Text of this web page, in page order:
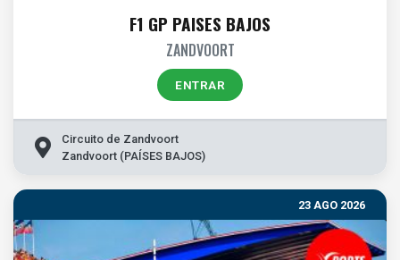
F1 GP PAISES BAJOS
ZANDVOORT
ENTRAR
Circuito de Zandvoort
Zandvoort (PAÍSES BAJOS)
23 AGO 2026